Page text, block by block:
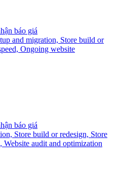
báo giá
and migration, Store build or
Ongoing website
báo giá
Store build or redesign, Store
audit and optimization